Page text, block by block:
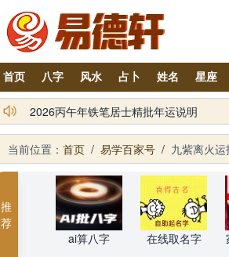
首页 八字 风水 占卜 姓名 星座
易德轩吉祥商城：2026丙午年化太岁锦
当前位置： 首页 / 易学百家号 / 九紫离火
推
荐
ai算八字
在线取名字